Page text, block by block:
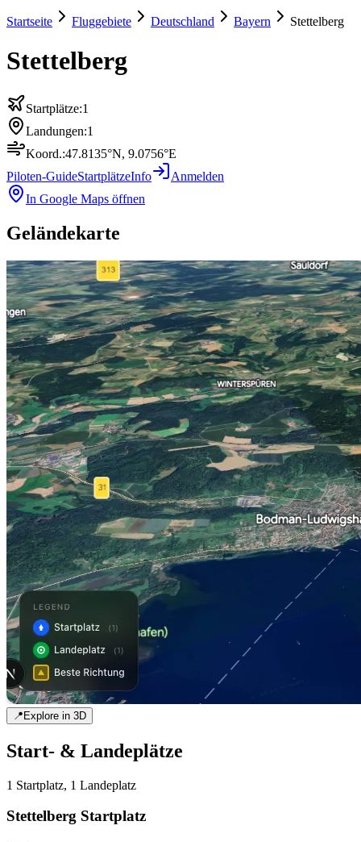
Startseite Fluggebiete Deutschland Bayern Stettelberg
Stettelberg
Startplätze:1
Landungen:1
Koord.:47.8135°N, 9.0756°E
Piloten-GuideStartplätzeInfo
Anmelden
In Google Maps öffnen
Geländekarte
📍Explore in 3D
Start- & Landeplätze
1 Startplatz, 1 Landeplatz
Stettelberg Startplatz